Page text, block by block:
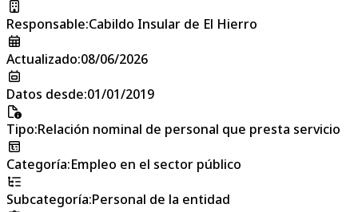
Responsable:Cabildo Insular de El Hierro
Actualizado:08/06/2026
Datos desde:01/01/2019
Tipo:Relación nominal de personal que presta servicio
Categoría:Empleo en el sector público
Subcategoría:Personal de la entidad